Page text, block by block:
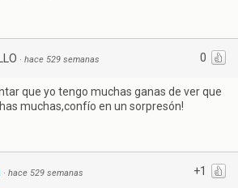
0
· hace 529 semanas
que yo tengo muchas ganas de ver que
muchas,confío en un sorpresón!
+1
· hace 529 semanas